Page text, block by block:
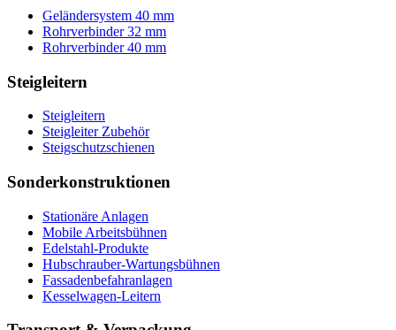
Geländersystem 40 mm
Rohrverbinder 32 mm
Rohrverbinder 40 mm
Steigleitern
Steigleitern
Steigleiter Zubehör
Steigschutzschienen
Sonderkonstruktionen
Stationäre Anlagen
Mobile Arbeitsbühnen
Edelstahl-Produkte
Hubschrauber-Wartungsbühnen
Fassadenbefahranlagen
Kesselwagen-Leitern